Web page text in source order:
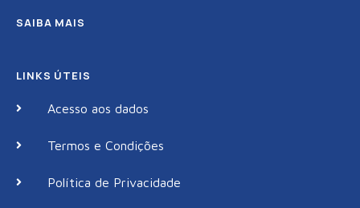
SAIBA MAIS
LINKS ÚTEIS
Acesso aos dados
Termos e Condições
Política de Privacidade